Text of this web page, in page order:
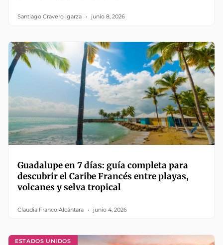
Santiago Cravero Igarza junio 8, 2026
Guadalupe en 7 días: guía completa para
descubrir el Caribe Francés entre playas,
volcanes y selva tropical
Claudia Franco Alcántara junio 4, 2026
ESTADOS UNIDOS